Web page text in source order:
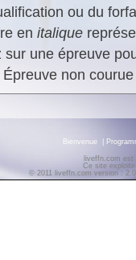
ou du
en italique
sur une épreuve
non
Bienvenue
liveffn.com est
Ce site
© 2011 liveffn.com version :